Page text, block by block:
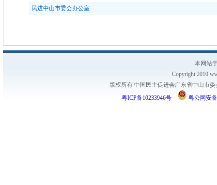
民进中山市委会办公室
本网站
Copyright 2010
版权所有 中国民主促进会广东省中山市
粤ICP备10233946号
粤公网安